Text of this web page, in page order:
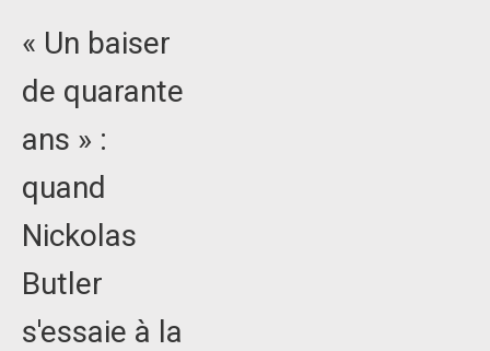
« Un baiser
de quarante
ans » :
quand
Nickolas
Butler
s'essaie à la